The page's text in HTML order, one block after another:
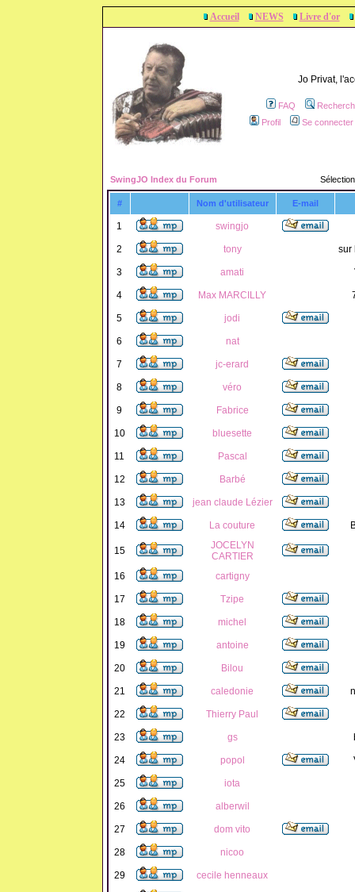
Accueil NEWS Livre d'or
Jo Privat,
FAQ
Profil
Se
SwingJO Index du Forum
# Nom d'utilisateur E-mail
1 swingjo
2 tony sur
3 amati
4 Max MARCILLY
5 jodi
6 nat
7 jc-erard
8 véro
9 Fabrice
10 bluesette
11 Pascal
12 Barbé
13 jean claude Lézier
14 La couture
15
JOCELYN
CARTIER
16
cartigny
17 Tzipe
18 michel
19 antoine
20 Bilou
21 caledonie
22 Thierry Paul
23 gs
24 popol
25 iota
26 alberwil
27 dom vito
28 nicoo
29 cecile henneaux